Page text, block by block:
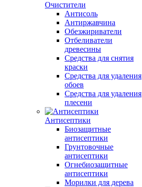
Очистители
Антисоль
Антиржавчина
Обезжириватели
Отбеливатели
древесины
Средства для снятия
краски
Средства для удаления
обоев
Средства для удаления
плесени
Антисептики
Биозащитные
антисептики
Грунтовочные
антисептики
Огнебиозащитные
антисептики
Морилки для дерева